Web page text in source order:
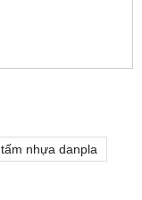
tấm nhựa danpla